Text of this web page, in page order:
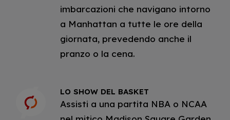
imbarcazioni che navigano intorno
a Manhattan a tutte le ore della
giornata, prevedendo anche il
pranzo o la cena.
LO SHOW DEL BASKET
Assisti a una partita NBA o NCAA